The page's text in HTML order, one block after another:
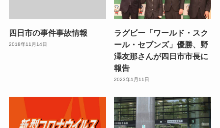
四日市の事件事故情報
2018年11月14日
ラグビー「ワールド・スク
ール・セブンズ」優勝、野
澤友那さんが四日市市長に
報告
2023年1月11日